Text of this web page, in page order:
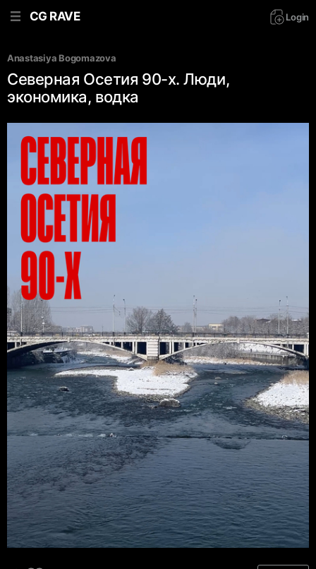
CG RAVE Login
Anastasiya Bogomazova
Северная Осетия 90-х. Люди,
экономика, водка